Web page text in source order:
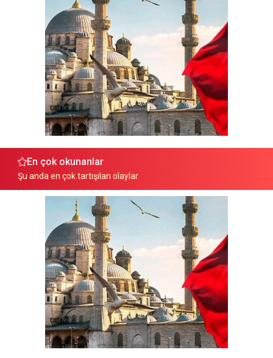
En çok okunanlar
Şu anda en çok tartışılan olaylar